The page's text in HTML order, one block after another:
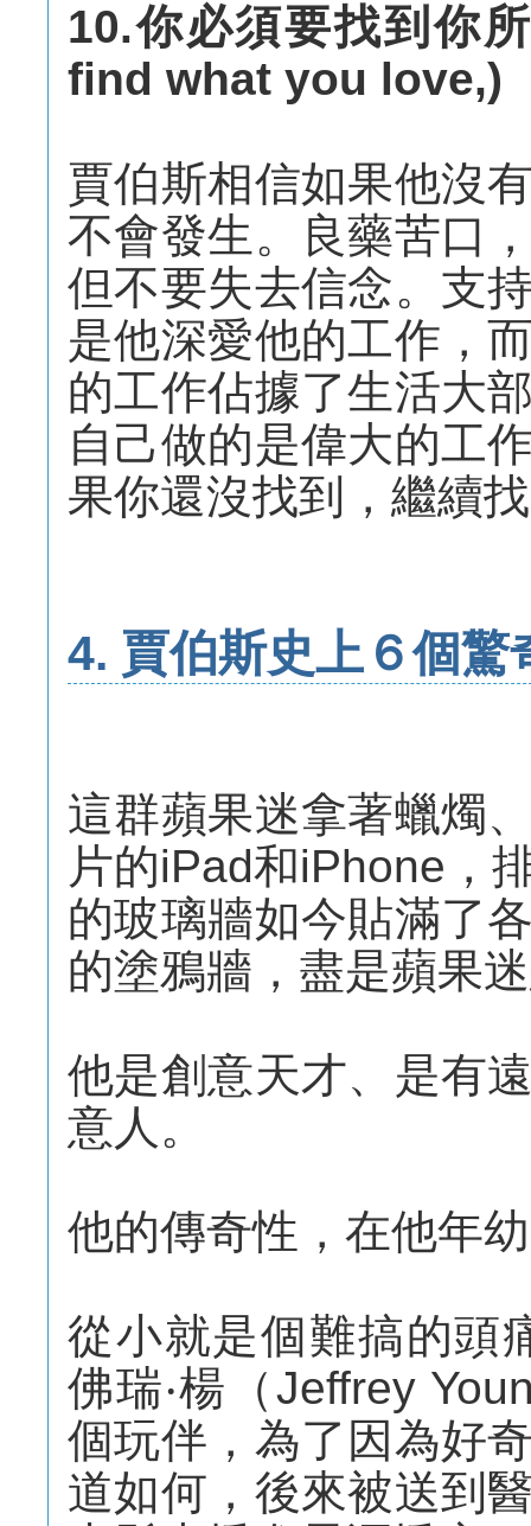
10.你必須要找到你
find what you love,)
賈伯斯相信如果他沒
不會發生。良藥苦口
但不要失去信念。支
是他深愛他的工作，
的工作佔據了生活大
自己做的是偉大的工
果你還沒找到，繼續
4. 賈伯斯史上６個驚
這群蘋果迷拿著蠟燭
片的iPad和iPhone，
的玻璃牆如今貼滿了
的塗鴉牆，盡是蘋果
他是創意天才、是有
意人。
他的傳奇性，在他年
從小就是個難搞的頭
佛瑞‧楊（Jeffrey
個玩伴，為了因為好
道如何，後來被送到